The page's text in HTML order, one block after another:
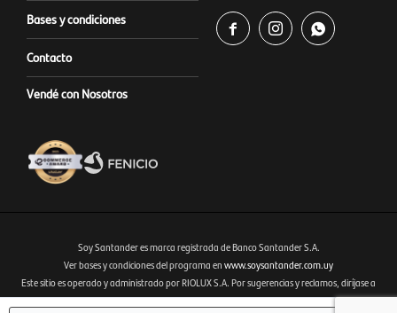
Bases y condiciones
Contacto
Vendé con Nosotros
  
Fenicio eCommerce Uruguay
Soy Santander es marca registrada de Banco Santander S.A.
Ver bases y condiciones del programa en www.soysantander.com.uy
Este sitio es operado y administrado por RIOLUX S.A. Por sugerencias y reclamos, diríjase a
soporte.tienda@soysantander.com.uyo al WhatsApp 099 306 165.